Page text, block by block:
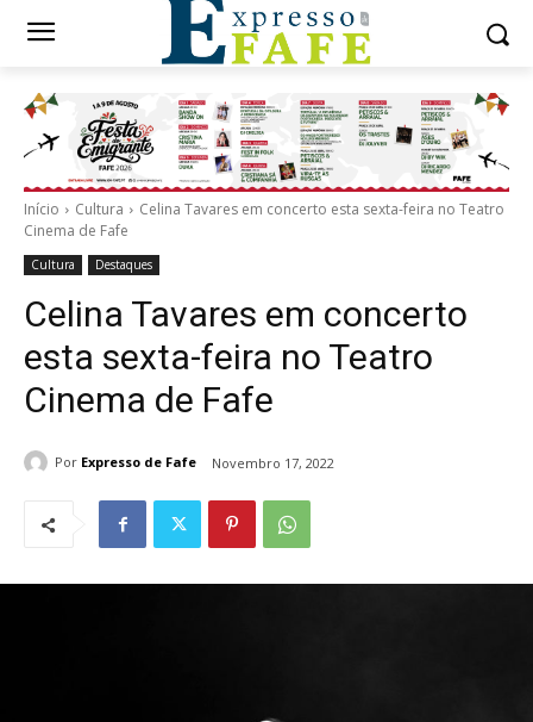
Início Cultura
Celina Tavares em concerto esta sexta-feira no Teatro
Cinema de Fafe
Cultura Destaques
Celina Tavares em concerto
esta sexta-feira no Teatro
Cinema de Fafe
Por Expresso de Fafe Novembro 17, 2022